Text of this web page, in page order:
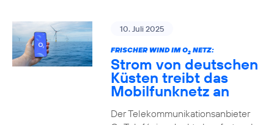
10. Juli 2025
FRISCHER WIND IM O2NETZ:
Strom von deutschen
Küsten treibt das
Mobilfunknetz an
Der Telekommunikationsanbieter